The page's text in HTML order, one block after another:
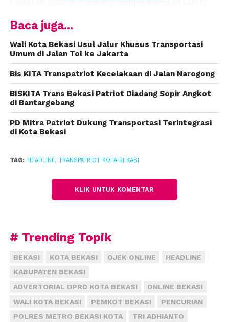
Baca juga...
Wali Kota Bekasi Usul Jalur Khusus Transportasi
Umum di Jalan Tol ke Jakarta
Bis KITA Transpatriot Kecelakaan di Jalan Narogong
BISKITA Trans Bekasi Patriot Diadang Sopir Angkot
di Bantargebang
PD Mitra Patriot Dukung Transportasi Terintegrasi
di Kota Bekasi
TAG: HEADLINE, TRANSPATRIOT KOTA BEKASI
KLIK UNTUK KOMENTAR
# Trending Topik
BEKASI KOTA BEKASI OJEK ONLINE
HEADLINE
KABUPATEN BEKASI
ADVERTORIAL DPRD KOTA BEKASI
ONLINE BEKASI
WALI KOTA BEKASI
PEMKOT BEKASI
PENCURIAN
POLRES METRO BEKASI KOTA
TRI ADHIANTO